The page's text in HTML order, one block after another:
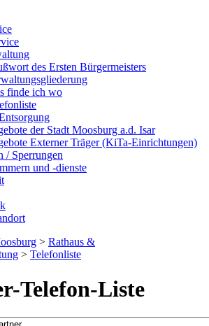
des Ersten Bürgermeisters
finde ich wo
der Stadt Moosburg a.d. Isar
Externer Träger (KiTa-Einrichtungen)
/ Sperrungen
und -dienste
> Rathaus &
> Telefonliste
Telefon-Liste